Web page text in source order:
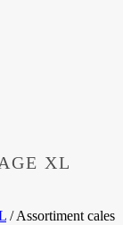
XL
/Assortiment cales